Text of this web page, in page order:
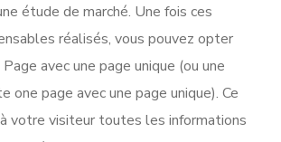
étude de marché. Une fois ces
réalisés, vous pouvez opter
avec une page unique (ou une
one page avec une page unique). Ce
votre visiteur toutes les informations